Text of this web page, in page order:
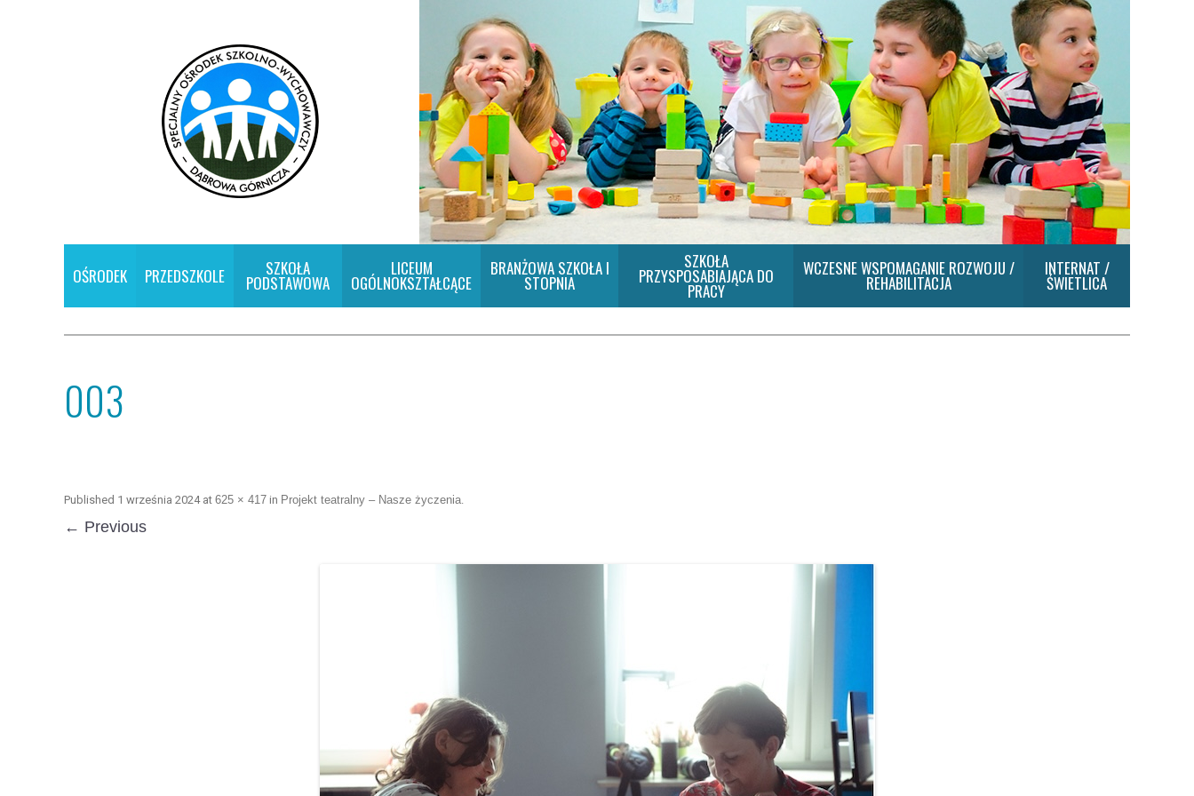
OŚRODEK PRZEDSZKOLE SZKOŁA
PODSTAWOWA
LICEUM
OGÓLNOKSZTAŁCĄCE
BRANŻOWA SZKOŁA I
STOPNIA
SZKOŁA
PRZYSPOSABIAJĄCA DO
PRACY
WCZESNE WSPOMAGANIE ROZWOJU /
REHABILITACJA
INTERNAT /
ŚWIETLICA
003
Published 1 września 2024at 625 × 417 in Projekt teatralny – Nasze życzenia.
← Previous